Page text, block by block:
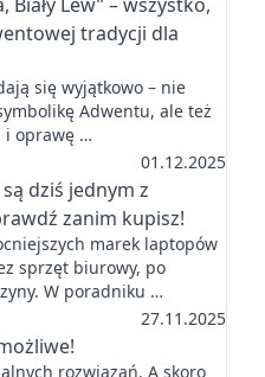
tradycji dla
się wyjątkowo – nie
Adwentu, ale też
i oprawę …
01.12.2025
dziś jednym z
zanim kupisz!
marek laptopów
sprzęt biurowy, po
W poradniku …
27.11.2025
rozwiązań. A skoro